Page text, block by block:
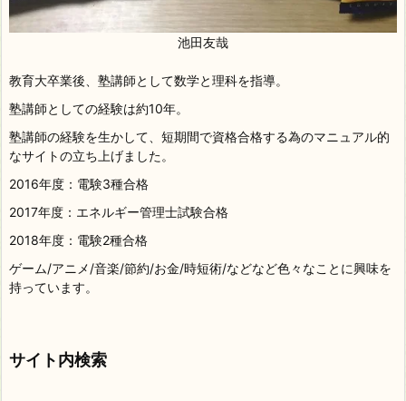
池田友哉
教育大卒業後、塾講師として数学と理科を指導。
塾講師としての経験は約10年。
塾講師の経験を生かして、短期間で資格合格する為のマニュアル的
なサイトの立ち上げました。
2016年度：電験3種合格
2017年度：エネルギー管理士試験合格
2018年度：電験2種合格
ゲーム/アニメ/音楽/節約/お金/時短術/などなど色々なことに興味を
持っています。
サイト内検索